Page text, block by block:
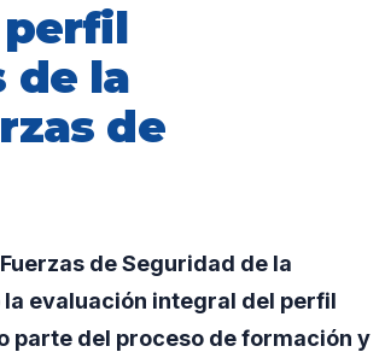
perfil
de la
de
de Seguridad de la
la evaluación integral del perfil
parte del proceso de formación y